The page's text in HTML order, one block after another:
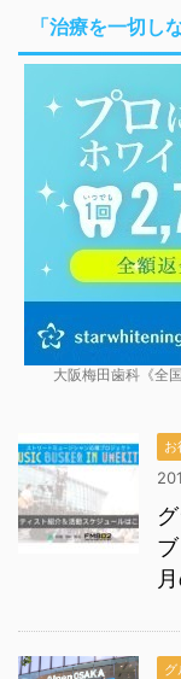
「治療を一切し
大阪梅田歯科《全
お
グ